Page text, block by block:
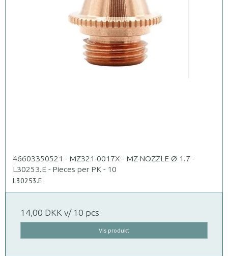
46603350521 - MZ321-0017X - MZ-NOZZLE Ø 1.7 -
L30253.E - Pieces per PK - 10
L30253.E
14,00 DKK v/ 10 pcs
Vis produkt